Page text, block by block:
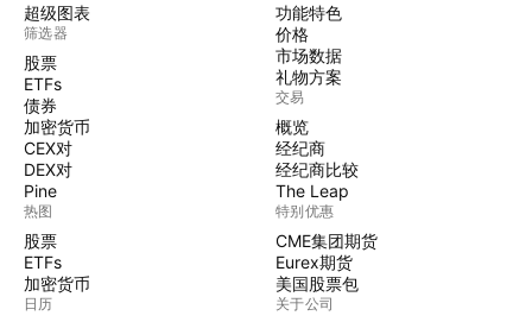
超级图表
筛选器
股票
ETFs
债券
加密货币
CEX对
DEX对
Pine
热图
股票
ETFs
加密货币
日历
功能特色
价格
市场数据
礼物方案
交易
概览
经纪商
经纪商比较
The Leap
特别优惠
CME集团期货
Eurex期货
美国股票包
关于公司